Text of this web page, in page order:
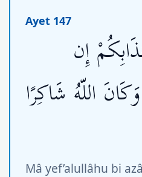
Ayet 147
إِن
اللّهُ شَاكِرًا
Mâ yef’alullâhu bi